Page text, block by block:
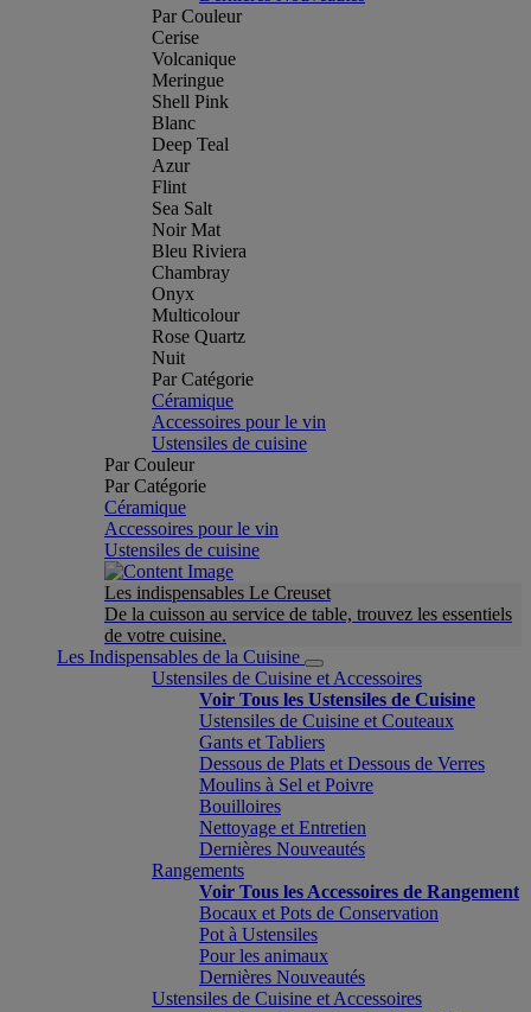
Par Couleur
Cerise
Volcanique
Meringue
Shell Pink
Blanc
Deep Teal
Azur
Flint
Sea Salt
Noir Mat
Bleu Riviera
Chambray
Onyx
Multicolour
Rose Quartz
Nuit
Par Catégorie
Céramique
Accessoires pour le vin
Ustensiles de cuisine
Par Couleur
Par Catégorie
Céramique
Accessoires pour le vin
Ustensiles de cuisine
Les indispensables Le Creuset
De la cuisson au service de table, trouvez les essentiels
de votre cuisine.
Les Indispensables de la Cuisine
Ustensiles de Cuisine et Accessoires
Voir Tous les Ustensiles de Cuisine
Ustensiles de Cuisine et Couteaux
Gants et Tabliers
Dessous de Plats et Dessous de Verres
Moulins à Sel et Poivre
Bouilloires
Nettoyage et Entretien
Dernières Nouveautés
Rangements
Voir Tous les Accessoires de Rangement
Bocaux et Pots de Conservation
Pot à Ustensiles
Pour les animaux
Dernières Nouveautés
Ustensiles de Cuisine et Accessoires